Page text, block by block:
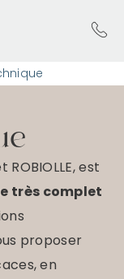
ROBIOLLE, est
très complet
proposer
en